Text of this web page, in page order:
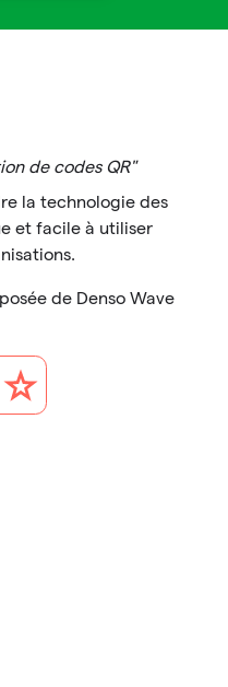
de codes QR"
la technologie des
et facile à utiliser
de Denso Wave